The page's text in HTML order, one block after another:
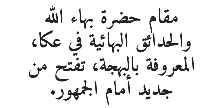
مقام حضرة بهاء الله
والحدائق البهائية في عكا،
المعروفة بالبهجة، تفتح من
جديد أمام الجمهور.